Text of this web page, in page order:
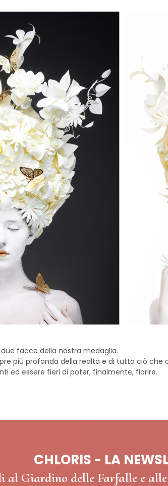
facce della nostra medaglia.
più profonda della realtà e di tutto ciò che
ed essere fieri di poter, finalmente, fiorire.
CHLORIS - LA
al Giardino delle Farfalle e alle